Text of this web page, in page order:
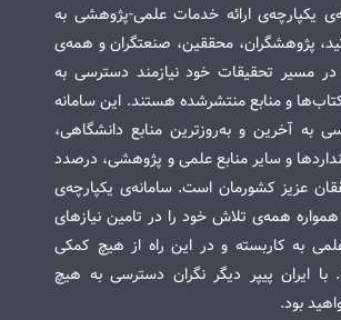
یکپارچه‌ی ارائه خدمات علمی-پژوهشی به
پژوهشگران، محققین، صنعتگران و همه‌ی
مسیر تحقیقات خود نیازمند دسترسی به
و منابع منتشرشده هستند. این سامانه
به آخرین و به‌روزترین منابع دانشگاهی،
و سایر منابع علمی و پژوهشی، درصدد
عزیز کشورمان است. سامانه‌ی یکپارچه‌ی
همواره همه‌ی تلاش خود را در تامین نیازهای
به کاربسته و در این راه از هیچ کمکی
با ایران پیپر دیگر نگران دسترسی به هیچ
بود.